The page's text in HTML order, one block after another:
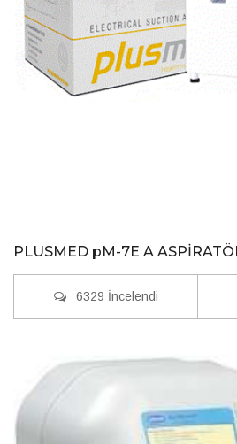
PLUSMED pM-7E A
6329 İncelendi